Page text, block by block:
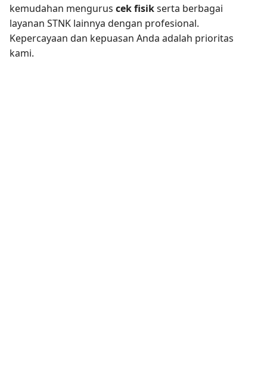
kemudahan mengurus cek fisikserta berbagai
layanan STNK lainnya dengan profesional.
Kepercayaan dan kepuasan Anda adalah prioritas
kami.